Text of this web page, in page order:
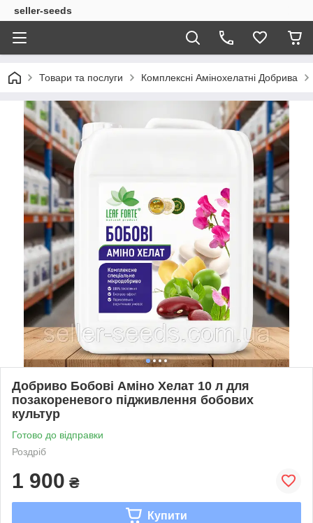
seller-seeds
Товари та послуги Комплексні Амінохелатні Добрива
Добриво Бобові Аміно Хелат 10 л для
позакореневого підживлення бобових
культур
Готово до відправки
Роздріб
1 900 ₴
Купити